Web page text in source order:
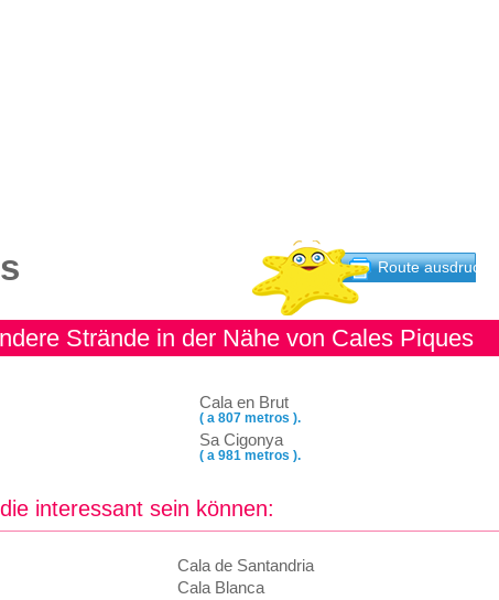
Route ausdrucken
Strände in der Nähe von Cales Piques
Cala en Brut
( a 807 metros ).
Sa Cigonya
( a 981 metros ).
interessant sein können:
Cala de Santandria
Cala Blanca